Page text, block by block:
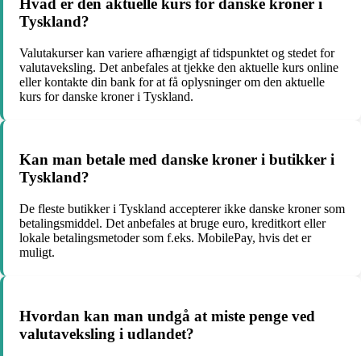
Hvad er den aktuelle kurs for danske kroner i
Tyskland?
Valutakurser kan variere afhængigt af tidspunktet og stedet for
valutaveksling. Det anbefales at tjekke den aktuelle kurs online
eller kontakte din bank for at få oplysninger om den aktuelle
kurs for danske kroner i Tyskland.
Kan man betale med danske kroner i butikker i
Tyskland?
De fleste butikker i Tyskland accepterer ikke danske kroner som
betalingsmiddel. Det anbefales at bruge euro, kreditkort eller
lokale betalingsmetoder som f.eks. MobilePay, hvis det er
muligt.
Hvordan kan man undgå at miste penge ved
valutaveksling i udlandet?